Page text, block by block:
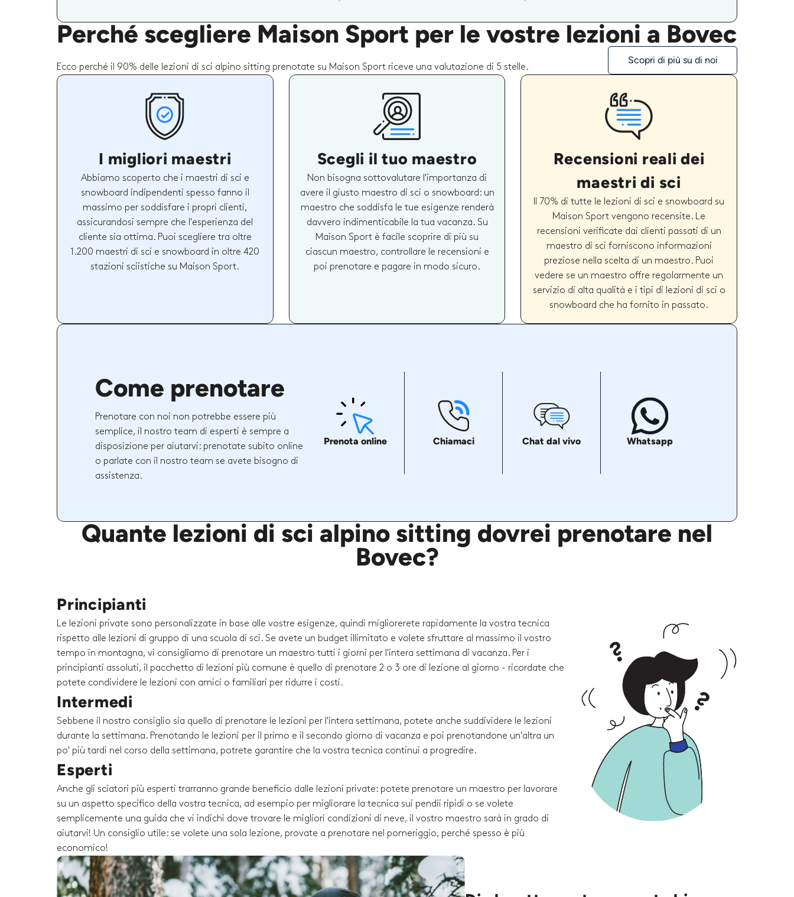
Perché scegliere Maison Sport per le vostre lezioni a Bovec
Ecco perché il 90% delle lezioni di sci alpino sitting prenotate su Maison Sport riceve una valutazione di 5 stelle.
Scopri di più su di noi
I migliori maestri
Abbiamo scoperto che i maestri di sci e
snowboard indipendenti spesso fanno il
massimo per soddisfare i propri clienti,
assicurandosi sempre che l'esperienza del
cliente sia ottima. Puoi scegliere tra oltre
1.200 maestri di sci e snowboard in oltre 420
stazioni sciistiche su Maison Sport.
Scegli il tuo maestro
Non bisogna sottovalutare l'importanza di
avere il giusto maestro di sci o snowboard: un
maestro che soddisfa le tue esigenze renderà
davvero indimenticabile la tua vacanza. Su
Maison Sport è facile scoprire di più su
ciascun maestro, controllare le recensioni e
poi prenotare e pagare in modo sicuro.
Recensioni reali dei
maestri di sci
Il 70% di tutte le lezioni di sci e snowboard su
Maison Sport vengono recensite. Le
recensioni verificate dai clienti passati di un
maestro di sci forniscono informazioni
preziose nella scelta di un maestro. Puoi
vedere se un maestro offre regolarmente un
servizio di alta qualità e i tipi di lezioni di sci o
snowboard che ha fornito in passato.
Come prenotare
Prenotare con noi non potrebbe essere più
semplice, il nostro team di esperti è sempre a
disposizione per aiutarvi: prenotate subito online
o parlate con il nostro team se avete bisogno di
assistenza.
Prenota online Chiamaci Chat dal vivo Whatsapp
Quante lezioni di sci alpino sitting dovrei prenotare nel
Bovec?
Principianti
Le lezioni private sono personalizzate in base alle vostre esigenze, quindi migliorerete rapidamente la vostra tecnica
rispetto alle lezioni di gruppo di una scuola di sci. Se avete un budget illimitato e volete sfruttare al massimo il vostro
tempo in montagna, vi consigliamo di prenotare un maestro tutti i giorni per l'intera settimana di vacanza. Per i
principianti assoluti, il pacchetto di lezioni più comune è quello di prenotare 2 o 3 ore di lezione al giorno - ricordate che
potete condividere le lezioni con amici o familiari per ridurre i costi.
Intermedi
Sebbene il nostro consiglio sia quello di prenotare le lezioni per l'intera settimana, potete anche suddividere le lezioni
durante la settimana. Prenotando le lezioni per il primo e il secondo giorno di vacanza e poi prenotandone un'altra un
po' più tardi nel corso della settimana, potrete garantire che la vostra tecnica continui a progredire.
Esperti
Anche gli sciatori più esperti trarranno grande beneficio dalle lezioni private: potete prenotare un maestro per lavorare
su un aspetto specifico della vostra tecnica, ad esempio per migliorare la tecnica sui pendii ripidi o se volete
semplicemente una guida che vi indichi dove trovare le migliori condizioni di neve, il vostro maestro sarà in grado di
aiutarvi! Un consiglio utile: se volete una sola lezione, provate a prenotare nel pomeriggio, perché spesso è più
economico!